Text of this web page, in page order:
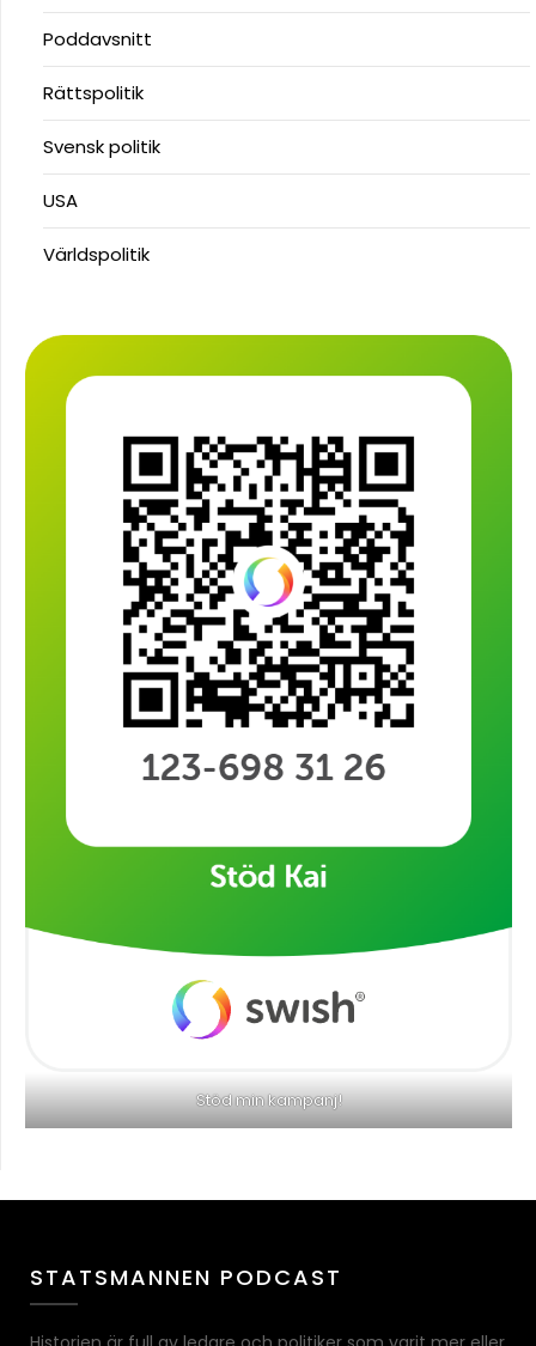
Poddavsnitt
Rättspolitik
Svensk politik
USA
Världspolitik
Stöd min kampanj!
STATSMANNEN PODCAST